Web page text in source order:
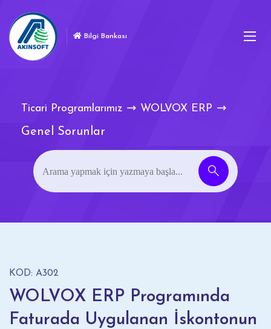
Bilgi Bankası
Ticari Programlarımız WOLVOX ERP
Genel Sorunlar
KOD: A302
WOLVOX ERP Programında
Faturada Uygulanan İskontonun